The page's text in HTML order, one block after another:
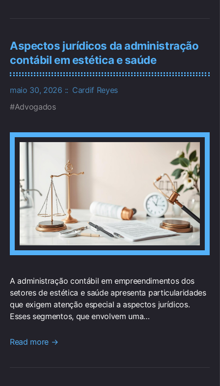
Aspectos jurídicos da administração
contábil em estética e saúde
maio 30, 2026
Cardif Reyes
Advogados
A administração contábil em empreendimentos dos
setores de estética e saúde apresenta particularidades
que exigem atenção especial a aspectos jurídicos.
Esses segmentos, que envolvem uma…
Read more →